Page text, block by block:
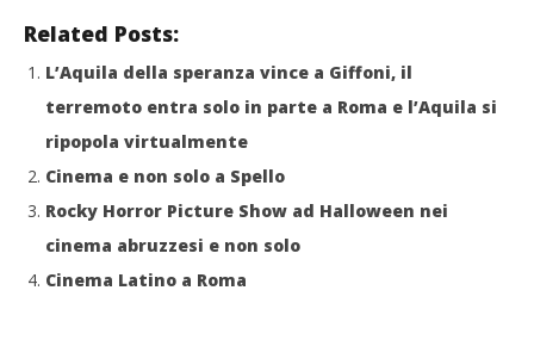
Related Posts:
L’Aquila della speranza vince a Giffoni, il
terremoto entra solo in parte a Roma e l’Aquila si
ripopola virtualmente
Cinema e non solo a Spello
Rocky Horror Picture Show ad Halloween nei
cinema abruzzesi e non solo
Cinema Latino a Roma